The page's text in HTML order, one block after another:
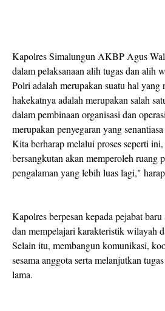
Kapolres Simalungun AKBP Agus
dalam pelaksanaan alih tugas dan alih
Polri adalah merupakan suatu hal yang
hakekatnya adalah merupakan salah
dalam pembinaan organisasi dan
merupakan penyegaran yang
Kita berharap melalui proses seperti
bersangkutan akan memperoleh ruang
pengalaman yang lebih luas lagi,"
Kapolres berpesan kepada pejabat baru
dan mempelajari karakteristik wilayah
Selain itu, membangun komunikasi,
sesama anggota serta melanjutkan
lama.